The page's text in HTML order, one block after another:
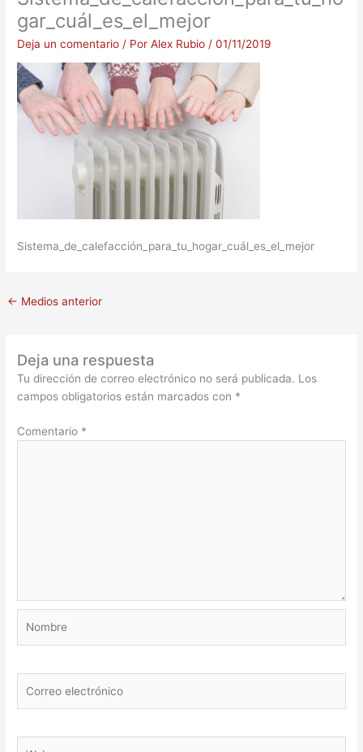
gar_cuál_es_el_mejor
Deja un comentario / PorAlex Rubio /01/11/2019
Sistema_de_calefacción_para_tu_hogar_cuál_es_el_mejor
← Medios anterior
Deja una respuesta
Tu dirección de correo electrónico no será publicada. Los
campos obligatorios están marcados con *
Comentario *
electrónico